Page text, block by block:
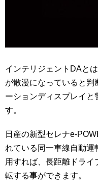
インテリジェントDAと
が散漫になっていると判
ーションディスプレイ
す。
日産の新型セレナe-
れている同一車線自動運
用すれば、長距離ドラ
転する事ができます。